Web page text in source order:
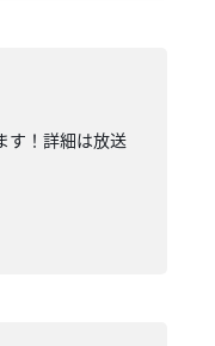
す！詳細は放送